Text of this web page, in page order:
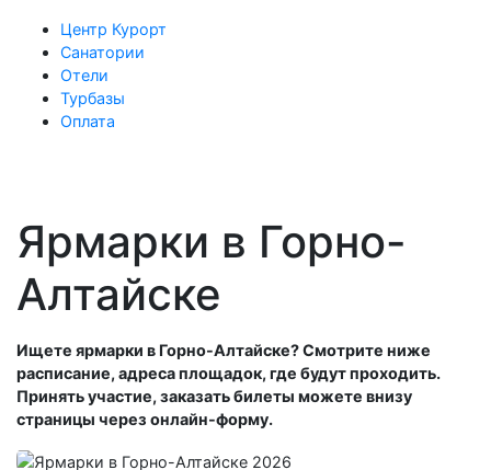
Центр Курорт
Санатории
Отели
Турбазы
Оплата
Ярмарки в Горно-
Алтайске
Ищете ярмарки в Горно-Алтайске? Смотрите ниже
расписание, адреса площадок, где будут проходить.
Принять участие, заказать билеты можете внизу
страницы через онлайн-форму.